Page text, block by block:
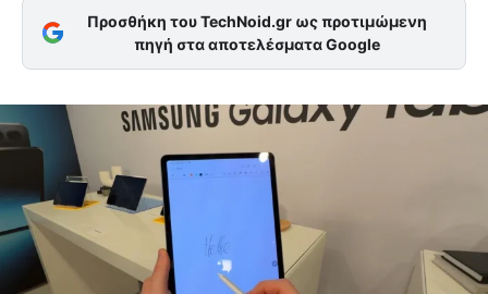
Προσθήκη του TechNoid.gr ως προτιμώμενη
πηγή στα αποτελέσματα Google